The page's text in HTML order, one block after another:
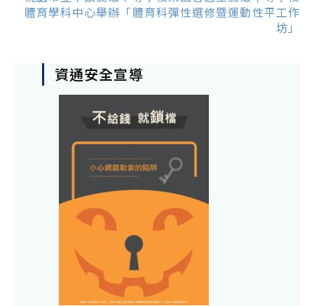
體育學科中心舉辦「體育科彈性選修暨運動性平工作
坊」
資通安全宣導